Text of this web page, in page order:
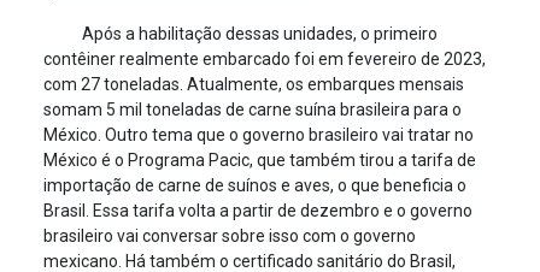
Após a habilitação dessas unidades, o primeiro
contêiner realmente embarcado foi em fevereiro de 2023,
com 27 toneladas. Atualmente, os embarques mensais
somam 5 mil toneladas de carne suína brasileira para o
México. Outro tema que o governo brasileiro vai tratar no
México é o Programa Pacic, que também tirou a tarifa de
importação de carne de suínos e aves, o que beneficia o
Brasil. Essa tarifa volta a partir de dezembro e o governo
brasileiro vai conversar sobre isso com o governo
mexicano. Há também o certificado sanitário do Brasil,